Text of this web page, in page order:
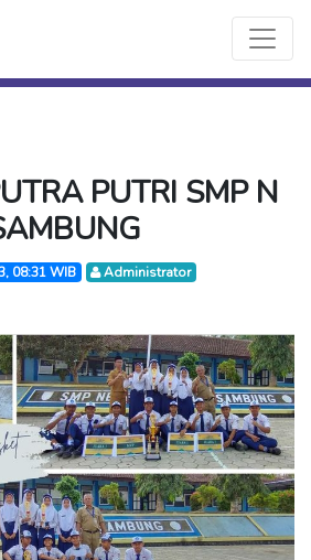
PUTRI SMP N
08:31 WIB
Administrator